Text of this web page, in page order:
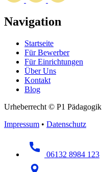
Navigation
Startseite
Für Bewerber
Für Einrichtungen
Über Uns
Kontakt
Blog
Urheberrecht © P1
Impressum • Datenschutz
06132 8984 123